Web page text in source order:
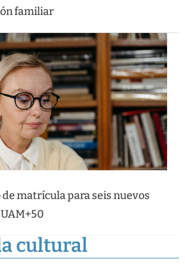
familiar
matrícula para seis nuevos
cultural